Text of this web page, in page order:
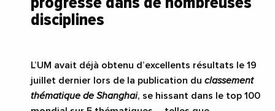
disciplines
L’UM avait déjà obtenu d’excellents résultats le 19
juillet dernier lors de la publication du classement
thématique de Shanghai, se hissant dans le top 100